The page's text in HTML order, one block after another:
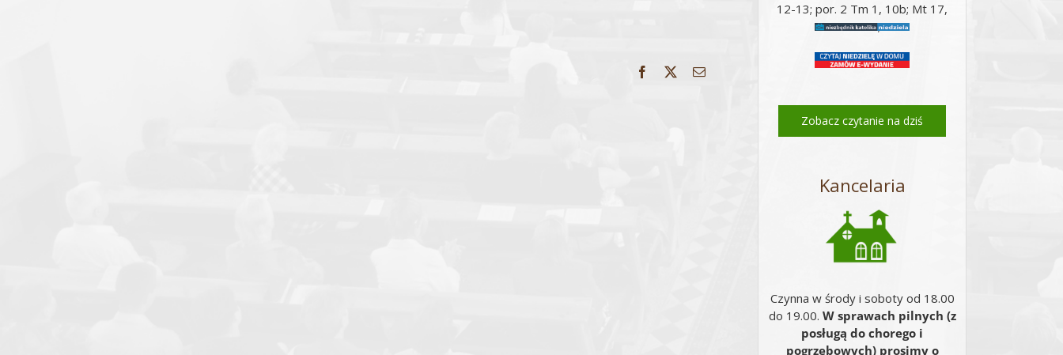
Facebook Email
12-13; por. 2 Tm 1, 10b; Mt 17,
14-20;
Zobacz czytanie na dziś
Kancelaria
Czynna w środy i soboty od 18.00
do 19.00. W sprawach pilnych (z
posługą do chorego i
pogrzebowych) prosimy o